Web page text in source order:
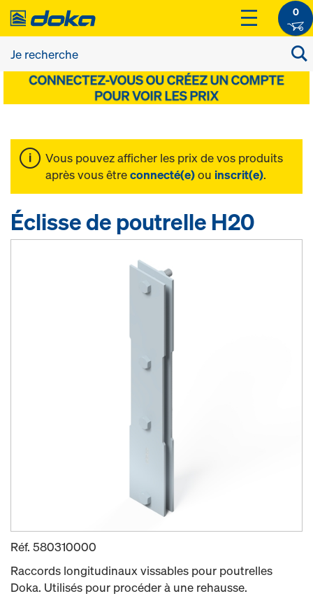
0
Vous pouvez afficher les prix de vos produits
après vous êtreconnecté(e)ou inscrit(e).
Éclisse de poutrelle H20
Réf. 580310000
Raccords longitudinaux vissables pour poutrelles
Doka. Utilisés pour procéder à une rehausse.